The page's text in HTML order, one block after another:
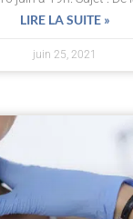
LIRE LA SUITE »
juin 25, 2021